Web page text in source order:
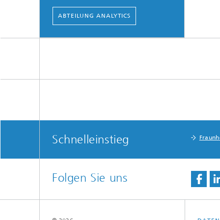
ABTEILUNG ANALYTICS
Schnelleinstieg
Folgen Sie uns